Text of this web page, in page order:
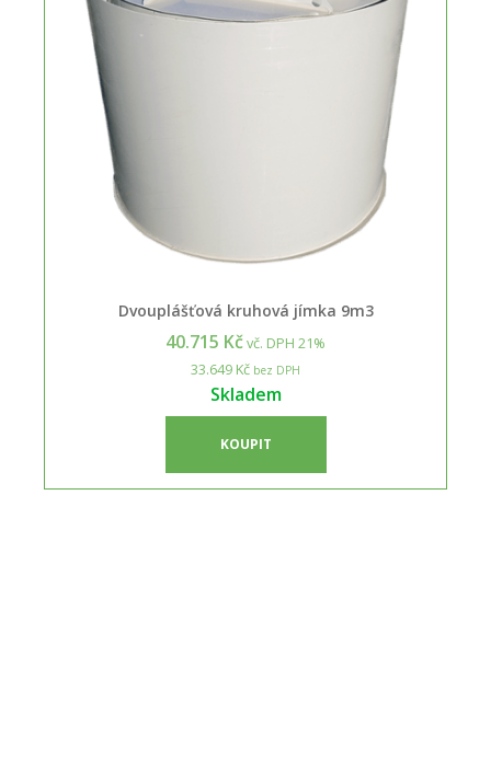
Dvouplášťová kruhová jímka 9m3
40.715 Kčvč. DPH 21%
33.649 Kč bez DPH
Skladem
KOUPIT